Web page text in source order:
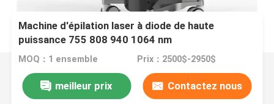
Machine d'épilation laser à diode de haute
puissance 755 808 940 1064 nm
MOQ：1 ensemble Prix：2500$-2950$
meilleur prix Contactez nous